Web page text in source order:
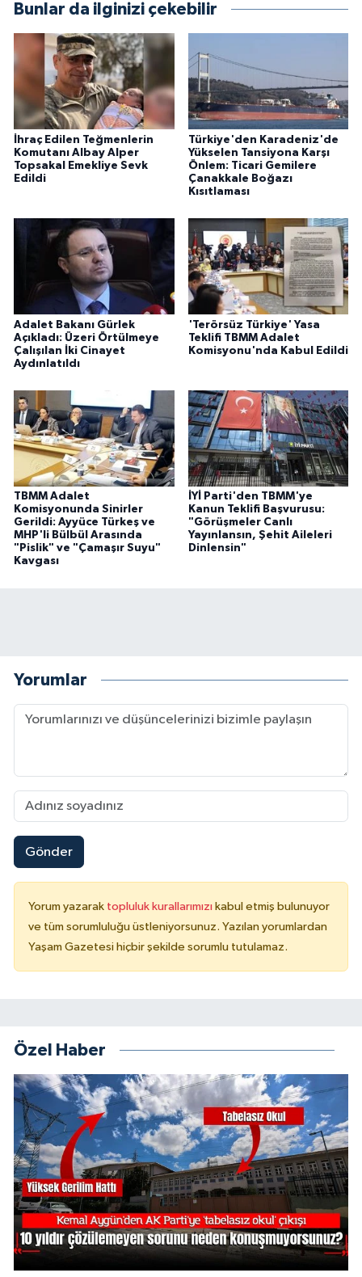
Bunlar da ilginizi çekebilir
İhraç Edilen Teğmenlerin
Komutanı Albay Alper
Topsakal Emekliye Sevk
Edildi
Türkiye'den Karadeniz'de
Yükselen Tansiyona Karşı
Önlem: Ticari Gemilere
Çanakkale Boğazı
Kısıtlaması
Adalet Bakanı Gürlek
Açıkladı: Üzeri Örtülmeye
Çalışılan İki Cinayet
Aydınlatıldı
'Terörsüz Türkiye' Yasa
Teklifi TBMM Adalet
Komisyonu'nda Kabul Edildi
TBMM Adalet
Komisyonunda Sinirler
Gerildi: Ayyüce Türkeş ve
MHP'li Bülbül Arasında
"Pislik" ve "Çamaşır Suyu"
Kavgası
İYİ Parti'den TBMM'ye
Kanun Teklifi Başvurusu:
"Görüşmeler Canlı
Yayınlansın, Şehit Aileleri
Dinlensin"
Yorumlar
Gönder
Yorum yazarak topluluk kurallarımızı kabul etmiş bulunuyor
ve tüm sorumluluğu üstleniyorsunuz. Yazılan yorumlardan
Yaşam Gazetesi hiçbir şekilde sorumlu tutulamaz.
Özel Haber